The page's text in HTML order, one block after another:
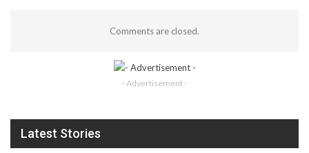
Comments are closed.
- Advertisement -
Latest Stories